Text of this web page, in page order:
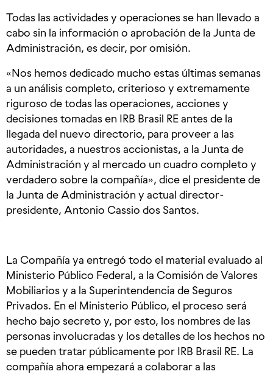
Todas las actividades y operaciones se han llevado a
cabo sin la información o aprobación de la Junta de
Administración, es decir, por omisión.
«Nos hemos dedicado mucho estas últimas semanas
a un análisis completo, criterioso y extremamente
riguroso de todas las operaciones, acciones y
decisiones tomadas en IRB Brasil RE antes de la
llegada del nuevo directorio, para proveer a las
autoridades, a nuestros accionistas, a la Junta de
Administración y al mercado un cuadro completo y
verdadero sobre la compañía», dice el presidente de
la Junta de Administración y actual director-
presidente, Antonio Cassio dos Santos.
La Compañía ya entregó todo el material evaluado al
Ministerio Público Federal, a la Comisión de Valores
Mobiliarios y a la Superintendencia de Seguros
Privados. En el Ministerio Público, el proceso será
hecho bajo secreto y, por esto, los nombres de las
personas involucradas y los detalles de los hechos no
se pueden tratar públicamente por IRB Brasil RE. La
compañía ahora empezará a colaborar a las